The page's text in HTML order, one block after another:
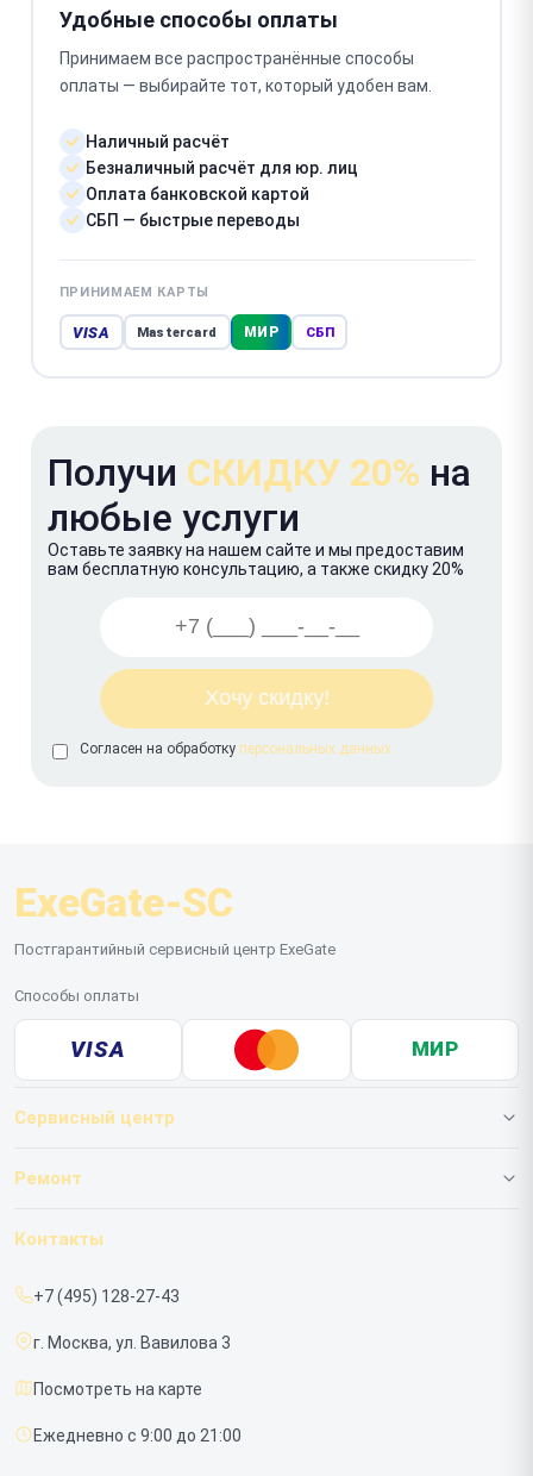
Удобные способы оплаты
Принимаем все распространённые способы
оплаты — выбирайте тот, который удобен вам.
Наличный расчёт
Безналичный расчёт для юр. лиц
Оплата банковской картой
СБП — быстрые переводы
ПРИНИМАЕМ КАРТЫ
VISA Mastercard МИР СБП
Получи СКИДКУ 20% на
любые услуги
Оставьте заявку на нашем сайте и мы предоставим
вам бесплатную консультацию, а также скидку 20%
Согласен на обработку персональных данных
ExeGate-SC
Постгарантийный сервисный центр ExeGate
Способы оплаты
VISA МИР
Сервисный центр
О нашем сервисе
Срочный ремонт
Доставка и способы оплаты
Диагностика
Контакты
Ремонт
ИБП
Контакты
+7 (495) 128-27-43
г. Москва, ул. Вавилова 3
Посмотреть на карте
Ежедневно с 9:00 до 21:00